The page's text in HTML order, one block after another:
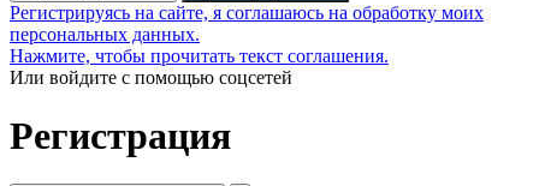
Регистрируясь на сайте, я соглашаюсь на обработку моих
персональных данных.
Нажмите, чтобы прочитать текст соглашения.
Или войдите с помощью соцсетей
Регистрация